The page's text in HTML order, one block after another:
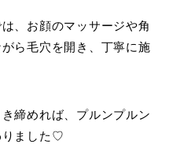
、お顔のマッサージや角
ら毛穴を開き、丁寧に施
締めれば、プルンプルン
りました♡